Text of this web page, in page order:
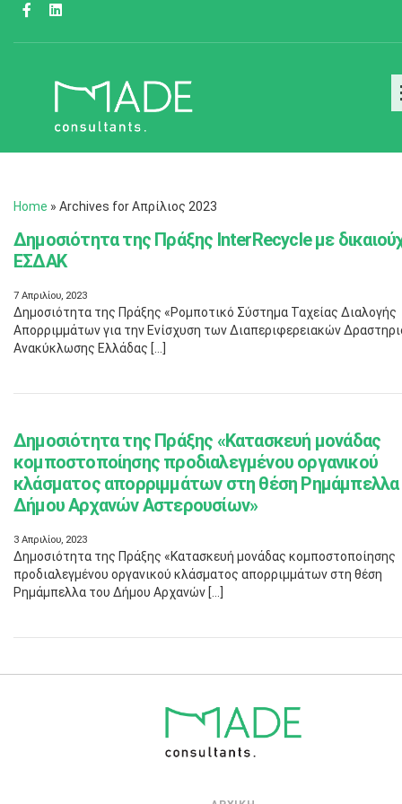
Home » Archives for Απρίλιος 2023
Δημοσιότητα της Πράξης InterRecycle με
ΕΣΔΑΚ
7 Απριλίου, 2023
Δημοσιότητα της Πράξης «Ρομποτικό Σύστημα Ταχείας Διαλογής
Απορριμμάτων για την Ενίσχυση των Διαπεριφερειακών
Ανακύκλωσης Ελλάδας […]
Δημοσιότητα της Πράξης «Κατασκευή μονάδας
κομποστοποίησης προδιαλεγμένου οργανικού
κλάσματος απορριμμάτων στη θέση
Δήμου Αρχανών Αστερουσίων»
3 Απριλίου, 2023
Δημοσιότητα της Πράξης «Κατασκευή μονάδας κομποστοποίησης
προδιαλεγμένου οργανικού κλάσματος απορριμμάτων στη θέση
Ρημάμπελλα του Δήμου Αρχανών […]